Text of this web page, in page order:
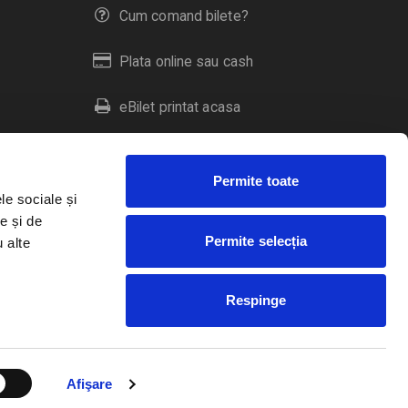
sociale și
și de
alte
Afişare
Permite toate
Permite selecția
Respinge
Cum comand bilete?
Plata online sau cash
eBilet printat acasa
Livrare prin curier
Duplicare bilete